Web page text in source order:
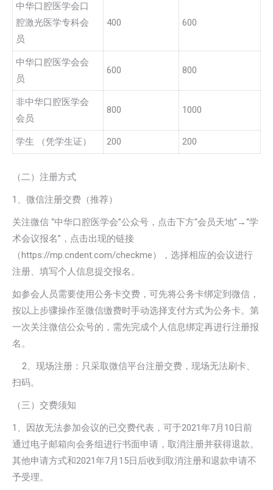
中华口腔医学会口
腔激光医学专科会
员
400 600
中华口腔医学会会
员
600 800
非中华口腔医学会
会员
800 1000
学生 （凭学生证） 200 200
（二）注册方式
1、微信注册交费（推荐）
关注微信 “中华口腔医学会”公众号，点击下方“会员天地”→“学
术会议报名”，点击出现的链接
（https://mp.cndent.com/checkme），选择相应的会议进行
注册、填写个人信息提交报名。
如参会人员需要使用公务卡交费，可先将公务卡绑定到微信，
按以上步骤操作至微信缴费时手动选择支付方式为公务卡。第
一次关注微信公众号的，需先完成个人信息绑定再进行注册报
名。
2、现场注册：只采取微信平台注册交费，现场无法刷卡、
扫码。
（三）交费须知
1、因故无法参加会议的已交费代表，可于2021年7月10日前
通过电子邮箱向会务组进行书面申请，取消注册并获得退款。
其他申请方式和2021年7月15日后收到取消注册和退款申请不
予受理。